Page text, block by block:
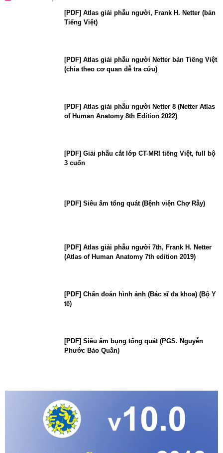
[PDF] Atlas giải phẫu người, Frank H. Netter (bản
Tiếng Việt)
[PDF] Atlas giải phẫu người Netter bản Tiếng Việt
(chia theo cơ quan dễ tra cứu)
[PDF] Atlas giải phẫu người Netter 8 (Netter Atlas
of Human Anatomy 8th Edition 2022)
[PDF] Giải phẫu cắt lớp CT-MRI tiếng Việt, full bộ
3 cuốn
[PDF] Siêu âm tổng quát (Bệnh viện Chợ Rẫy)
[PDF] Atlas giải phẫu người 7th, Frank H. Netter
(Atlas of Human Anatomy 7th edition 2019)
[PDF] Chẩn đoán hình ảnh (Bác sĩ đa khoa) (Bộ Y
tế)
[PDF] Siêu âm bụng tổng quát (PGS. Nguyễn
Phước Bảo Quân)